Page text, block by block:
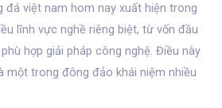
việt nam hom nay xuất hiện trong
lĩnh vực nghề riêng biệt, từ vốn đầu
hợp giải pháp công nghệ. Điều này
một trong đông đảo khái niệm nhiều